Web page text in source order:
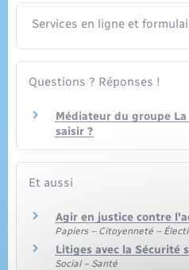
Services en ligne et
Questions ? Réponses !
Médiateur du groupe
saisir ?
Et aussi
Agir en justice contre
Papiers – Citoyenneté –
Litiges avec la Sécurité
Social – Santé